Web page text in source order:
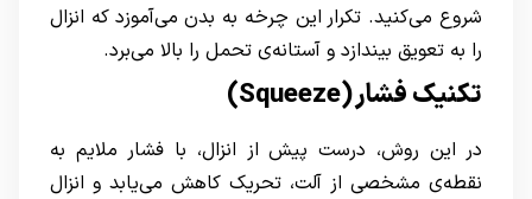
شروع می‌کنید. تکرار این چرخه به بدن می‌آموزد که انزال
را به تعویق بیندازد و آستانه‌ی تحمل را بالا می‌برد.
تکنیک فشار (Squeeze)
در این روش، درست پیش از انزال، با فشار ملایم به
نقطه‌ی مشخصی از آلت، تحریک کاهش می‌یابد و انزال